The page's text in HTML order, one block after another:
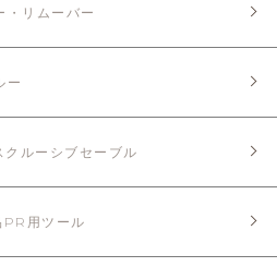
・リムーバー
ー
クルーシブセーブル
PR用ツール